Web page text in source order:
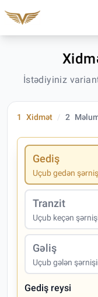
İstədiyiniz
1 Xidmət 2
Gediş
Uçub gedən
Tranzit
Uçub keçən
Gəliş
Uçub gələn
Gediş reysi